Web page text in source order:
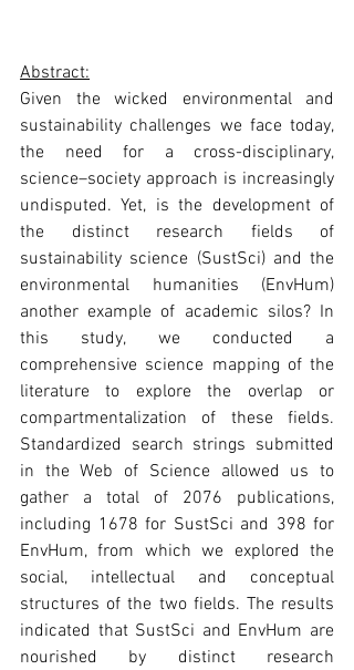
Abstract:
Given the wicked environmental and
sustainability challenges we face today,
the need for a cross-disciplinary,
science–society approach is increasingly
undisputed. Yet, is the development of
the distinct research fields of
sustainability science (SustSci) and the
environmental humanities (EnvHum)
another example of academic silos? In
this study, we conducted a
comprehensive science mapping of the
literature to explore the overlap or
compartmentalization of these fields.
Standardized search strings submitted
in the Web of Science allowed us to
gather a total of 2076 publications,
including 1678 for SustSci and 398 for
EnvHum, from which we explored the
social, intellectual and conceptual
structures of the two fields. The results
indicated that SustSci and EnvHum are
nourished by distinct research